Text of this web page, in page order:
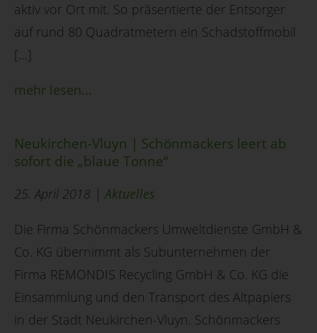
aktiv vor Ort mit. So präsentierte der Entsorger
auf rund 80 Quadratmetern ein Schadstoffmobil
[…]
mehr lesen...
Neukirchen-Vluyn | Schönmackers leert ab
sofort die „blaue Tonne“
25. April 2018 |Aktuelles
Die Firma Schönmackers Umweltdienste GmbH &
Co. KG übernimmt als Subunternehmen der
Firma REMONDIS Recycling GmbH & Co. KG die
Einsammlung und den Transport des Altpapiers
in der Stadt Neukirchen-Vluyn. Schönmackers